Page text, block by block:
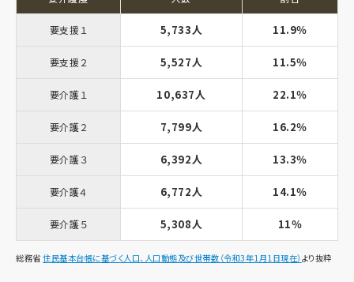
要支援１ 5,733人 11.9％
要支援２ 5,527人 11.5％
要介護１ 10,637人 22.1％
要介護２ 7,799人 16.2％
要介護３ 6,392人 13.3％
要介護４ 6,772人 14.1％
要介護５ 5,308人 11％
総務省住民基本台帳に基づく人口、人口動態及び世帯数（令和3年1月1日現在） より抜粋